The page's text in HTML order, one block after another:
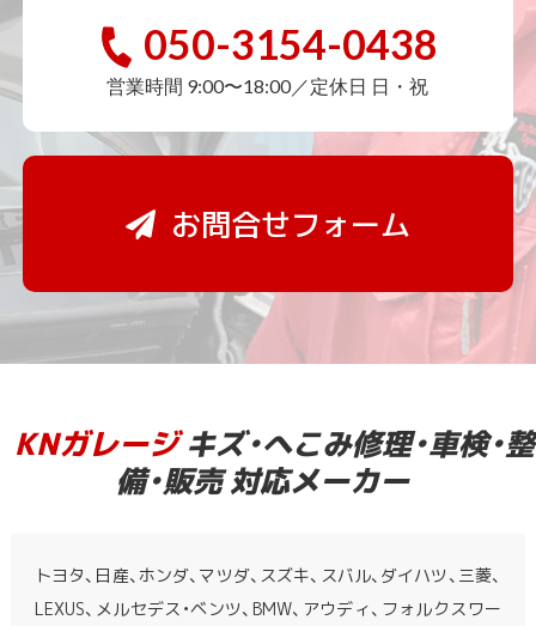
050-3154-0438
営業時間 9:00〜18:00／定休日 日・祝
お問合せフォーム
KNガレージキズ・へこみ修理・車検・整
備・販売 対応メーカー
トヨタ、日産、ホンダ、マツダ、スズキ、スバル、ダイハツ、三菱、
LEXUS、メルセデス・ベンツ、BMW、アウディ、フォルクスワー